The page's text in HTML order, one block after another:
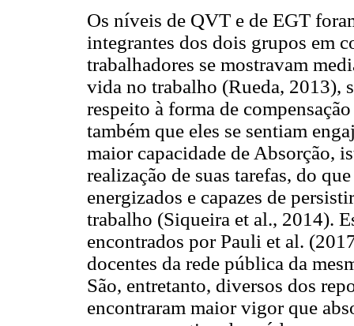
Os níveis de QVT e de EGT
integrantes dos dois grupos em
trabalhadores se mostravam
vida no trabalho (Rueda, 2013),
respeito à forma de
também que eles se sentiam
maior capacidade de Absorção,
realização de suas tarefas, do
energizados e capazes de
trabalho (Siqueira et al., 2014).
encontrados por Pauli et al.
docentes da rede pública da
São, entretanto, diversos dos
encontraram maior vigor que